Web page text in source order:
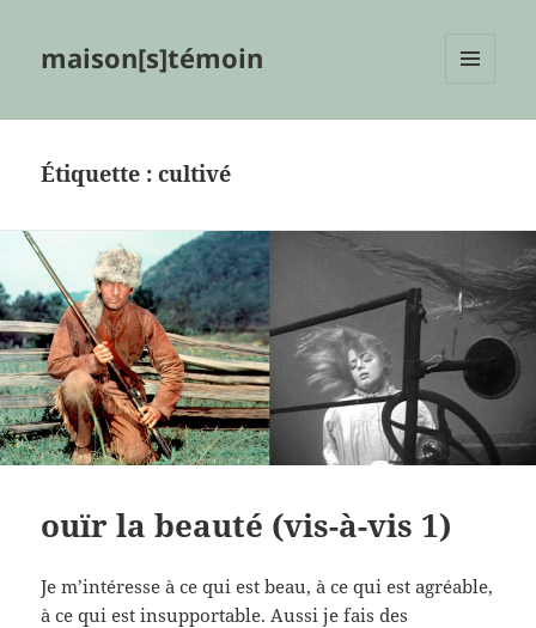
maison[s]témoin
Étiquette :cultivé
ouïr la beauté (vis-à-vis 1)
Je m’intéresse à ce qui est beau, à ce qui est agréable,
à ce qui est insupportable. Aussi je fais des